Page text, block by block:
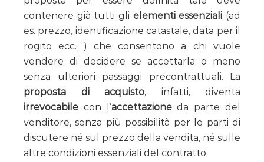
contenere già tutti gli elementi essenziali (ad
es. prezzo, identificazione catastale, data per il
rogito ecc. ) che consentono a chi vuole
vendere di decidere se accettarla o meno
senza ulteriori passaggi precontrattuali. La
proposta di acquisto, infatti, diventa
irrevocabile con l’accettazioneda parte del
venditore, senza più possibilità per le parti di
discutere né sul prezzo della vendita, né sulle
altre condizioni essenziali del contratto.